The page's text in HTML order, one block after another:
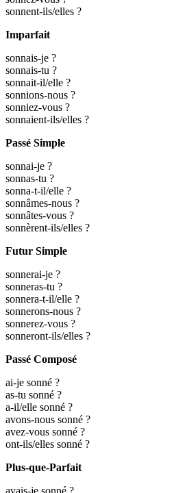
sonnent-ils/elles ?
Imparfait
sonnais-je ?
sonnais-tu ?
sonnait-il/elle ?
sonnions-nous ?
sonniez-vous ?
sonnaient-ils/elles ?
Passé Simple
sonnai-je ?
sonnas-tu ?
sonna-t-il/elle ?
sonnâmes-nous ?
sonnâtes-vous ?
sonnèrent-ils/elles ?
Futur Simple
sonnerai-je ?
sonneras-tu ?
sonnera-t-il/elle ?
sonnerons-nous ?
sonnerez-vous ?
sonneront-ils/elles ?
Passé Composé
ai-je sonné ?
as-tu sonné ?
a-il/elle sonné ?
avons-nous sonné ?
avez-vous sonné ?
ont-ils/elles sonné ?
Plus-que-Parfait
avais-je sonné ?